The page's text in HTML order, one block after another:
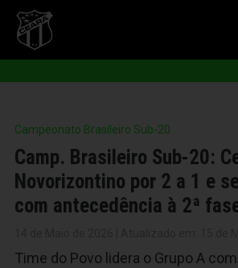
Campeonato Brasileiro Sub-20
Camp. Brasileiro Sub-20:
Novorizontino por 2 a 1 e
com antecedência à 2ª
Time do Povo lidera o Grupo A